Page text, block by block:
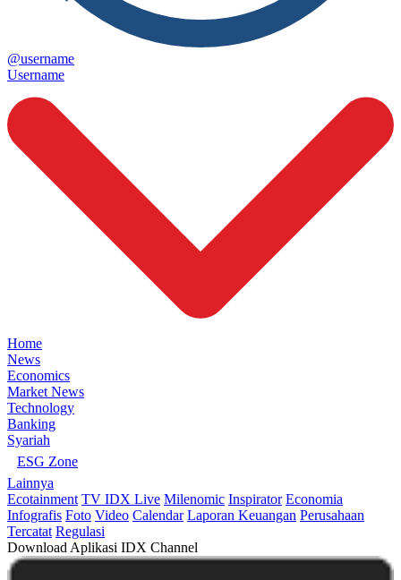
@username
Username
Home
News
Economics
Market News
Technology
Banking
Syariah
ESG Zone
Lainnya
Ecotainment TV IDX Live Milenomic Inspirator Economia
Infografis Foto Video Calendar Laporan Keuangan Perusahaan
Tercatat Regulasi
Download Aplikasi IDX Channel